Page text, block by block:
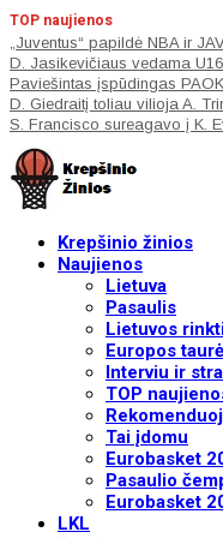
TOP naujienos
„Juventus“ papildė NBA ir
D. Jasikevičiaus vedama
Paviešintas įspūdingas
D. Giedraitį toliau vilioja A.
S. Francisco sureagavo į K.
Krepšinio žinios
Naujienos
Lietuva
Pasaulis
Lietuvos
Europos
Interviu ir
TOP
Tai įdomu
Eurobasket
Pasaulio
Eurobasket
LKL